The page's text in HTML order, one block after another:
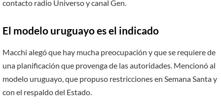
contacto radio Universo y canal Gen.
El modelo uruguayo es el indicado
Macchi alegó que hay mucha preocupación y que se requiere de
una planificación que provenga de las autoridades. Mencionó al
modelo uruguayo, que propuso restricciones en Semana Santa y
con el respaldo del Estado.